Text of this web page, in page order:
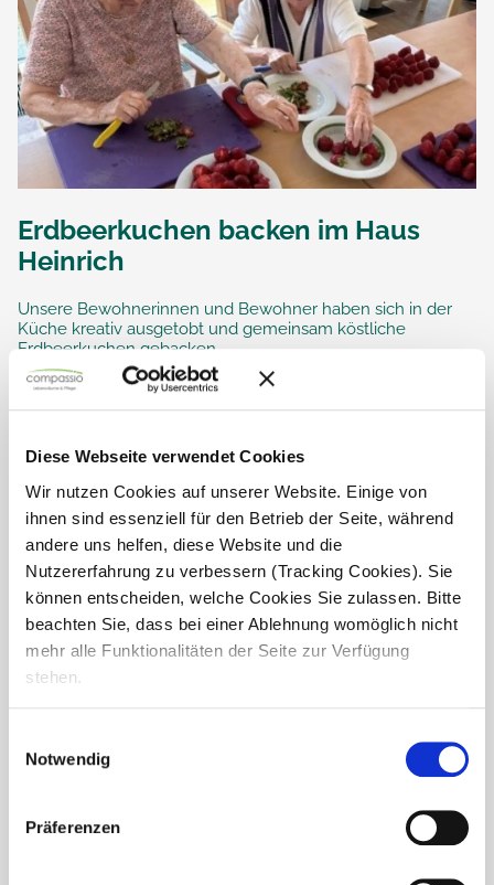
Diese Webseite verwendet Cookies
Wir nutzen Cookies auf unserer Website. Einige von
ihnen sind essenziell für den Betrieb der Seite, während
andere uns helfen, diese Website und die
Nutzererfahrung zu verbessern (Tracking Cookies). Sie
können entscheiden, welche Cookies Sie zulassen. Bitte
beachten Sie, dass bei einer Ablehnung womöglich nicht
mehr alle Funktionalitäten der Seite zur Verfügung
stehen.
Notwendig
Präferenzen
Erdbeerkuchen backen im Haus
Heinrich
Unsere Bewohnerinnen und Bewohner haben sich in der
Küche kreativ ausgetobt und gemeinsam köstliche
Erdbeerkuchen gebacken.
Mit viel Spaß, fröhlichem Lachen und tatkräftiger
Unterstützung entstanden wunderbare Kuchen, die den...
Tag der Pflege im Haus Heinrich –